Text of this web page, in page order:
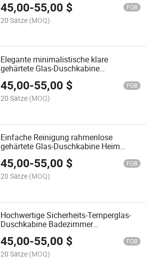
45,00-55,00 $ FOB
20 Sätze (MOQ)
Elegante minimalistische klare
gehärtete Glas-Duschkabine
hotelrahmenlose Duschabtrennung
45,00-55,00 $ FOB
20 Sätze (MOQ)
Einfache Reinigung rahmenlose
gehärtete Glas-Duschkabine Heim
Schiebetür aus Glas
45,00-55,00 $ FOB
20 Sätze (MOQ)
Hochwertige Sicherheits-Temperglas-
Duschkabine Badezimmer
Schiebeduschabtrennung
45,00-55,00 $ FOB
20 Sätze (MOQ)